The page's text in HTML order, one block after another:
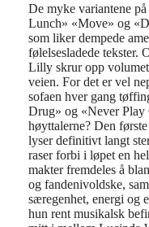
De myke variantene
Lunch» «Move» og
som liker dempede
følelsesladede tekster.
Lilly skrur opp volumet
veien. For det er vel
sofaen hver gang
Drug» og «Never Play
høyttalerne? Den
lyser definitivt langt
raser forbi i løpet en
makter fremdeles å
og fandenivoldske,
særegenhet, energi og
hun rent musikalsk